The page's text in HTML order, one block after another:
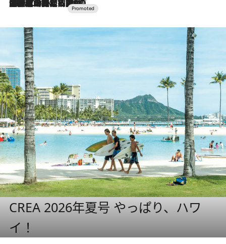
2026.7.10
NEW OPEN！【界 草津】名湯の地に誕生。趣の異なる2種の温泉と上州ならではの会席・蕎麦割烹など美食を味わう究極の癒やし旅
CREA 2026年夏号 やっぱり、ハワ
イ！